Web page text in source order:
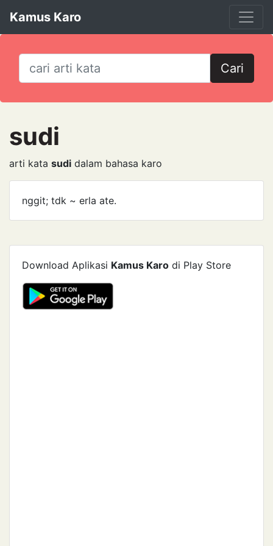
Kamus Karo
Cari
sudi
arti kata sudi dalam bahasa karo
nggit; tdk ~ erla ate.
Download Aplikasi Kamus Karo di Play Store